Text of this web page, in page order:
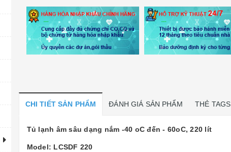
CHI TIẾT SẢN PHẨM ĐÁNH GIÁ SẢN PHẨM THẺ TAGS
Tủ lạnh âm sâu dạng nắm -40 oC đến - 60oC, 220 lít
Model: LCSDF 220